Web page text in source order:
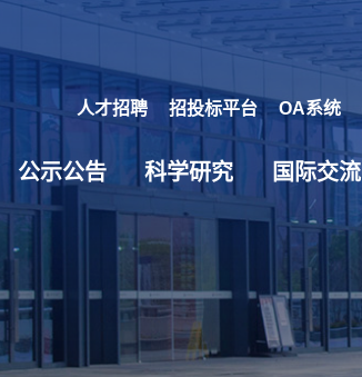
人才招聘 招投标平台 OA系统
公示公告 科学研究 国际交流